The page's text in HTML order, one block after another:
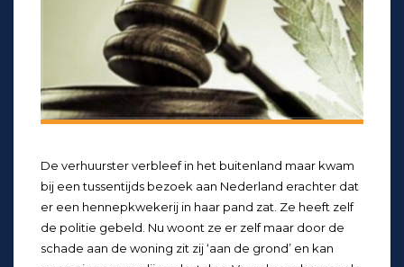
De verhuurster verbleef in het buitenland maar kwam
bij een tussentijds bezoek aan Nederland erachter dat
er een hennepkwekerij in haar pand zat. Ze heeft zelf
de politie gebeld. Nu woont ze er zelf maar door de
schade aan de woning zit zij ‘aan de grond’ en kan